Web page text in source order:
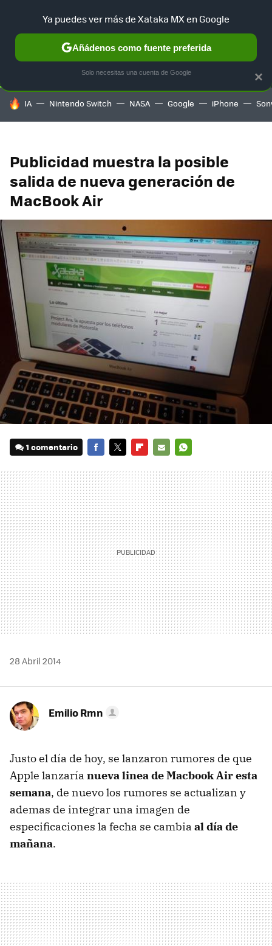
SELECCIÓN GAMING HOME AUTO TERRITORIO
HOY SE HABLA DE
IA Nintendo Switch NASA Google iPhone
Publicidad muestra la posible
salida de nueva generación de
MacBook Air
1 comentario
MAIL
28 Abril 2014
Emilio Rmn
Justo el día de hoy, se lanzaron rumores de que
Apple lanzaría nueva linea de Macbook Air esta
semana, de nuevo los rumores se actualizan y
ademas de integrar una imagen de
especificaciones la fecha se cambia al día de
mañana.
×
Ya puedes ver más de Xataka MX en Google
Añádenos como fuente preferida
Solo necesitas una cuenta de Google